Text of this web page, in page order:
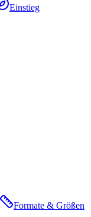
Einstieg
Formate & Größen